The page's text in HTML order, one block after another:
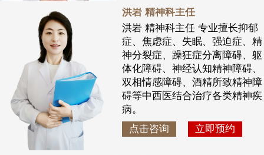
洪岩 精神科主任
洪岩 精神科主任 专业擅长抑郁
症、焦虑症、失眠、强迫症、精
神分裂症、躁狂症分离障碍、躯
体化障碍、神经认知精神障碍、
双相情感障碍、酒精所致精神障
碍等中西医结合治疗各类精神疾
病。
点击咨询
立即预约